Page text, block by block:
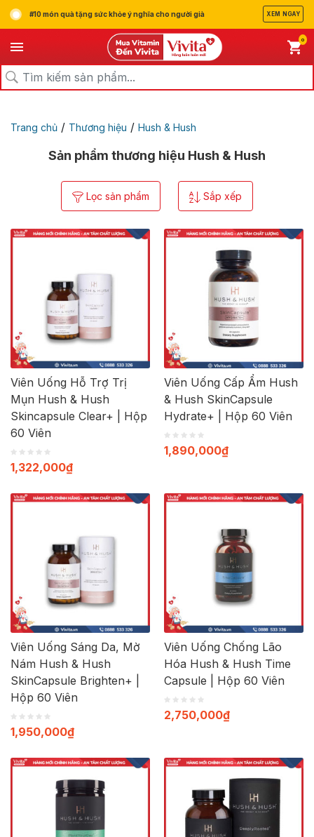
#10 món quà tặng sức khỏe ý nghĩa cho người già XEM NGAY
0
Trang chủ / Thương hiệu / Hush & Hush
Sản phẩm thương hiệu Hush & Hush
Lọc sản phẩm Sắp xếp
Viên Uống Hỗ Trợ Trị
Mụn Hush & Hush
Skincapsule Clear+ | Hộp
60 Viên
1,322,000₫
Viên Uống Cấp Ẩm Hush
& Hush SkinCapsule
Hydrate+ | Hộp 60 Viên
1,890,000₫
Viên Uống Sáng Da, Mờ
Nám Hush & Hush
SkinCapsule Brighten+ |
Hộp 60 Viên
1,950,000₫
Viên Uống Chống Lão
Hóa Hush & Hush Time
Capsule | Hộp 60 Viên
2,750,000₫